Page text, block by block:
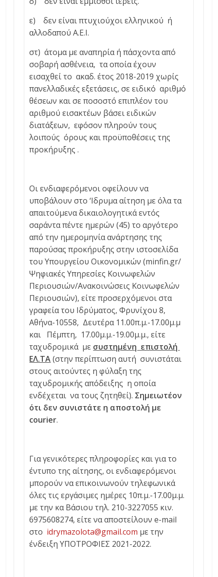
ε) δεν είναι πτυχιούχοι ελληνικού ή
αλλοδαπού Α.Ε.Ι.
στ) άτομα με αναπηρία ή πάσχοντα από
σοβαρή ασθένεια, τα οποία έχουν
εισαχθεί το ακαδ. έτος 2018-2019 χωρίς
πανελλαδικές εξετάσεις, σε ειδικό αριθμό
θέσεων και σε ποσοστό επιπλέον του
αριθμού εισακτέων βάσει ειδικών
διατάξεων, εφόσον πληρούν τους
λοιπούς όρους και προϋποθέσεις της
προκήρυξης .
Οι ενδιαφερόμενοι οφείλουν να
υποβάλουν στο ‘Ιδρυμα αίτηση με όλα τα
απαιτούμενα δικαιολογητικά εντός
σαράντα πέντε ημερών (45) το αργότερο
από την ημερομηνία ανάρτησης της
παρούσας προκήρυξης στην ιστοσελίδα
του Υπουργείου Οικονομικών (minfin.gr/
Ψηφιακές Υπηρεσίες Κοινωφελών
Περιουσιών/Ανακοινώσεις Κοινωφελών
Περιουσιών), είτε προσερχόμενοι στα
γραφεία του Ιδρύματος, Φρυνίχου 8,
Αθήνα-10558, Δευτέρα 11.00π.μ.-17.00μ.μ
και Πέμπτη, 17.00μ.μ.-19.00μ.μ., είτε
ταχυδρομικά με συστημένη επιστολή
ΕΛ.ΤΑ(στην περίπτωση αυτή συνιστάται
στους αιτούντες η φύλαξη της
ταχυδρομικής απόδειξης η οποία
ενδέχεται να τους ζητηθεί). Σημειωτέον
ότι δεν συνιστάτε η αποστολή με
courier.
Για γενικότερες πληροφορίες και για το
έντυπο της αίτησης, οι ενδιαφερόμενοι
μπορούν να επικοινωνούν τηλεφωνικά
όλες τις εργάσιμες ημέρες 10π.μ.-17.00μ.μ.
με την κα Βάσιου τηλ. 210-3227055 κιν.
6975608274, είτε να αποστείλουν e-mail
στο idrymazolota@gmail.com με την
ένδειξη ΥΠΟΤΡΟΦΙΕΣ 2021-2022.